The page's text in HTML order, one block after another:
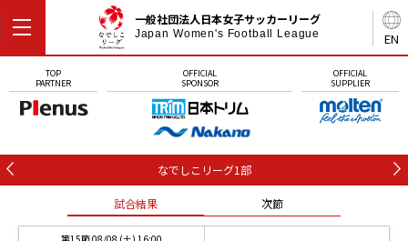
EN
一般社団法人日本女子サッカーリーグ
Japan Women's Football League
TOP
PARTNER
OFFICIAL
SPONSOR
OFFICIAL
SUPPLIER
なでしこリーグ1部
試合結果 次節